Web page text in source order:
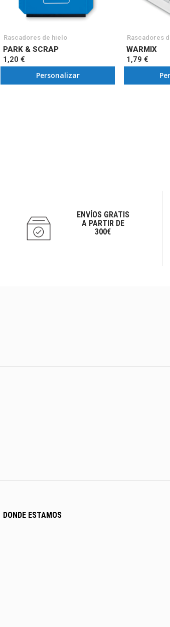
Rascadores de hielo
PARK & SCRAP
1,20 €
Personalizar
Rascadores
WARMIX
1,79 €
ENVÍOS GRATIS
A PARTIR DE
300€
DONDE ESTAMOS